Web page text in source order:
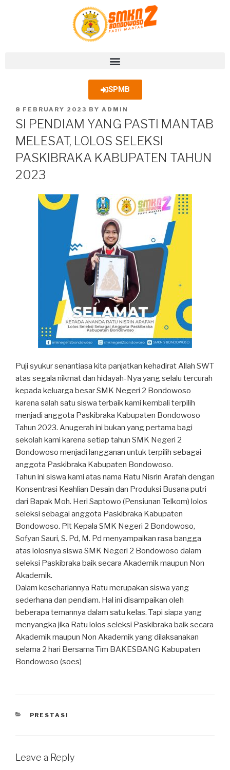
SPMB
8 FEBRUARY 2023 BY ADMIN
SI PENDIAM YANG PASTI MANTAB
MELESAT, LOLOS SELEKSI
PASKIBRAKA KABUPATEN TAHUN
2023
Puji syukur senantiasa kita panjatkan kehadirat Allah SWT
atas segala nikmat dan hidayah-Nya yang selalu tercurah
kepada keluarga besar SMK Negeri 2 Bondowoso
karena salah satu siswa terbaik kami kembali terpilih
menjadi anggota Paskibraka Kabupaten Bondowoso
Tahun 2023. Anugerah ini bukan yang pertama bagi
sekolah kami karena setiap tahun SMK Negeri 2
Bondowoso menjadi langganan untuk terpilih sebagai
anggota Paskibraka Kabupaten Bondowoso.
Tahun ini siswa kami atas nama Ratu Nisrin Arafah dengan
Konsentrasi Keahlian Desain dan Produksi Busana putri
dari Bapak Moh. Heri Saptowo (Pensiunan Telkom) lolos
seleksi sebagai anggota Paskibraka Kabupaten
Bondowoso. Plt Kepala SMK Negeri 2 Bondowoso,
Sofyan Sauri, S. Pd, M. Pd menyampaikan rasa bangga
atas lolosnya siswa SMK Negeri 2 Bondowoso dalam
seleksi Paskibraka baik secara Akademik maupun Non
Akademik.
Dalam kesehariannya Ratu merupakan siswa yang
sederhana dan pendiam. Hal ini disampaikan oleh
beberapa temannya dalam satu kelas. Tapi siapa yang
menyangka jika Ratu lolos seleksi Paskibraka baik secara
Akademik maupun Non Akademik yang dilaksanakan
selama 2 hari Bersama Tim BAKESBANG Kabupaten
Bondowoso (soes)
PRESTASI
Leave a Reply